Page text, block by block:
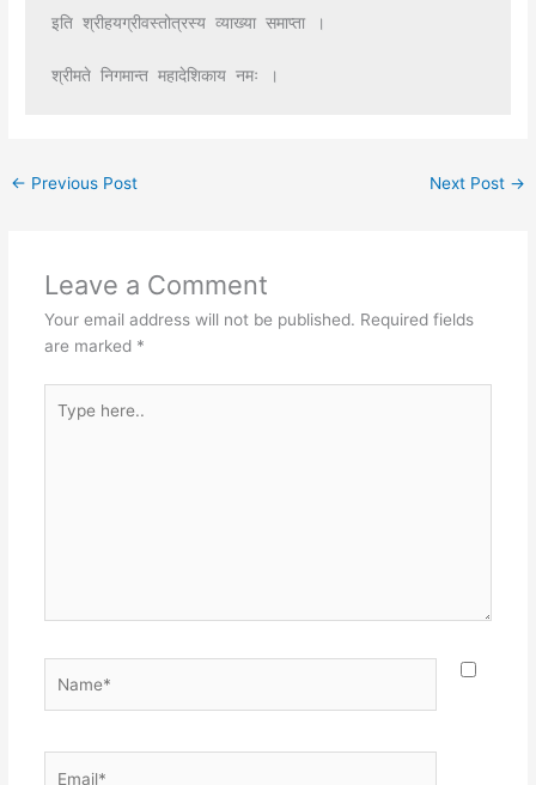
← Previous Post Next Post →
Leave a Comment
Your email address will not be published. Required fields
are marked *
here..